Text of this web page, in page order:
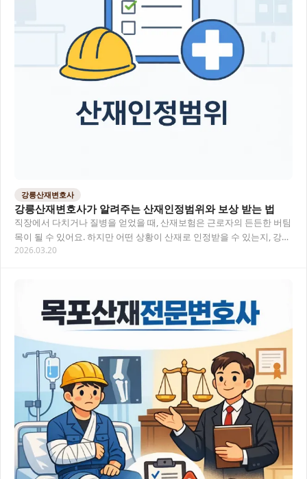
강릉산재변호사
강릉산재변호사가 알려주는 산재인정범위와 보상 받는 법
직장에서 다치거나 질병을 얻었을 때, 산재보험은 근로자의 든든한 버팀
목이 될 수 있어요. 하지만 어떤 상황이 산재로 인정받을 수 있는지, 강릉
에서는 어떤 변호사 에게 도움을 청해야…
2026.03.20